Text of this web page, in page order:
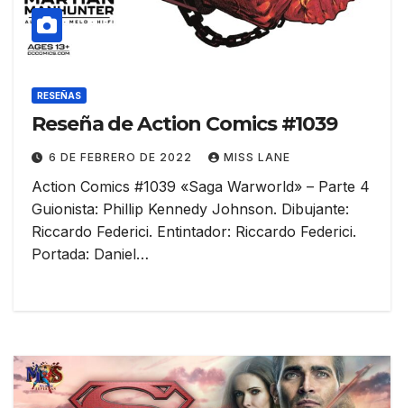
RESEÑAS
Reseña de Action Comics #1039
6 DE FEBRERO DE 2022 MISS LANE
Action Comics #1039 «Saga Warworld» – Parte 4
Guionista: Phillip Kennedy Johnson. Dibujante:
Riccardo Federici. Entintador: Riccardo Federici.
Portada: Daniel…